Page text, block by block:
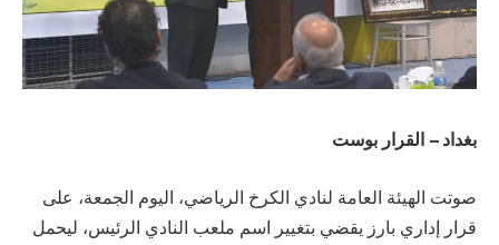
بغداد – القرار بوست
صوتت الهيئة العامة لنادي الكرخ الرياضي، اليوم الجمعة، على
قرار إداري بارز يقضي بتغيير اسم ملعب النادي الرئيس، ليحمل